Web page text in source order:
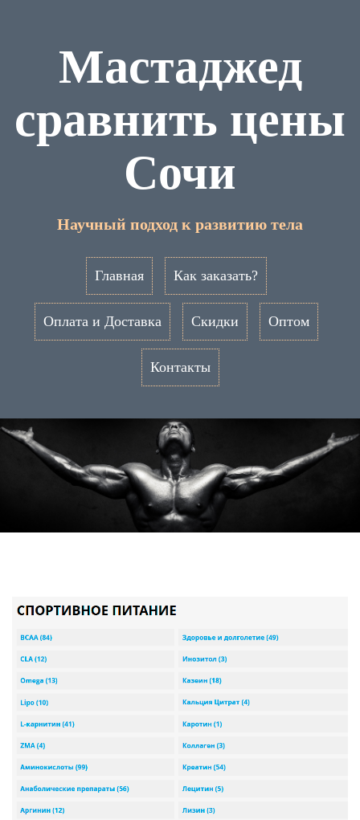
Мастаджед
сравнить цены
Сочи
Научный подход к развитию тела
Главная Как заказать?
Оплата и Доставка Скидки Оптом
Контакты